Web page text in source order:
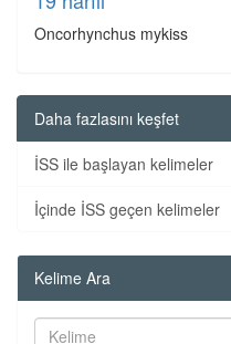
Oncorhynchus mykiss
Daha fazlasını keşfet
İSS ile başlayan kelimeler
İçinde İSS geçen kelimeler
Kelime Ara